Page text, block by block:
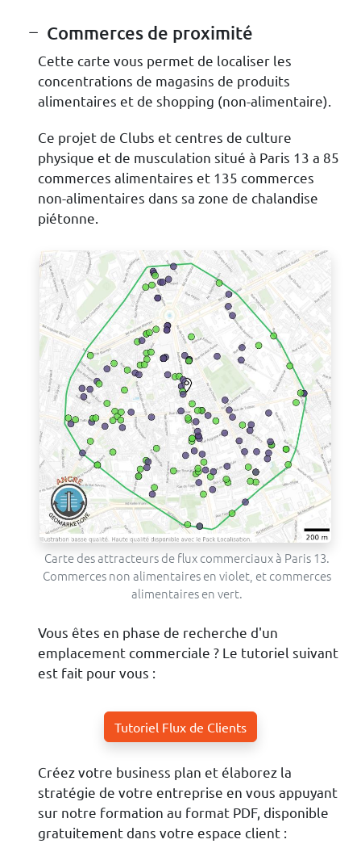
Commerces de proximité
Cette carte vous permet de localiser les
concentrations de magasins de produits
alimentaires et de shopping (non-alimentaire).
Ce projet de Clubs et centres de culture
physique et de musculation situé à Paris 13 a 85
commerces alimentaires et 135 commerces
non-alimentaires dans sa zone de chalandise
piétonne.
Carte des attracteurs de flux commerciaux à Paris 13.
Commerces non alimentaires en violet, et commerces
alimentaires en vert.
Vous êtes en phase de recherche d'un
emplacement commerciale ? Le tutoriel suivant
est fait pour vous :
Tutoriel Flux de Clients
Créez votre business plan et élaborez la
stratégie de votre entreprise en vous appuyant
sur notre formation au format PDF, disponible
gratuitement dans votre espace client :